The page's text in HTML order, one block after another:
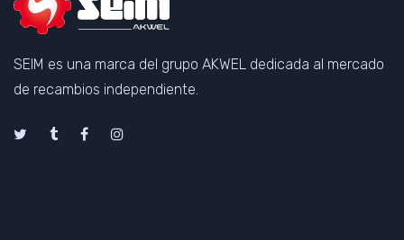
SEIM es una marca del grupo AKWEL dedicada al mercado
de recambios independiente.